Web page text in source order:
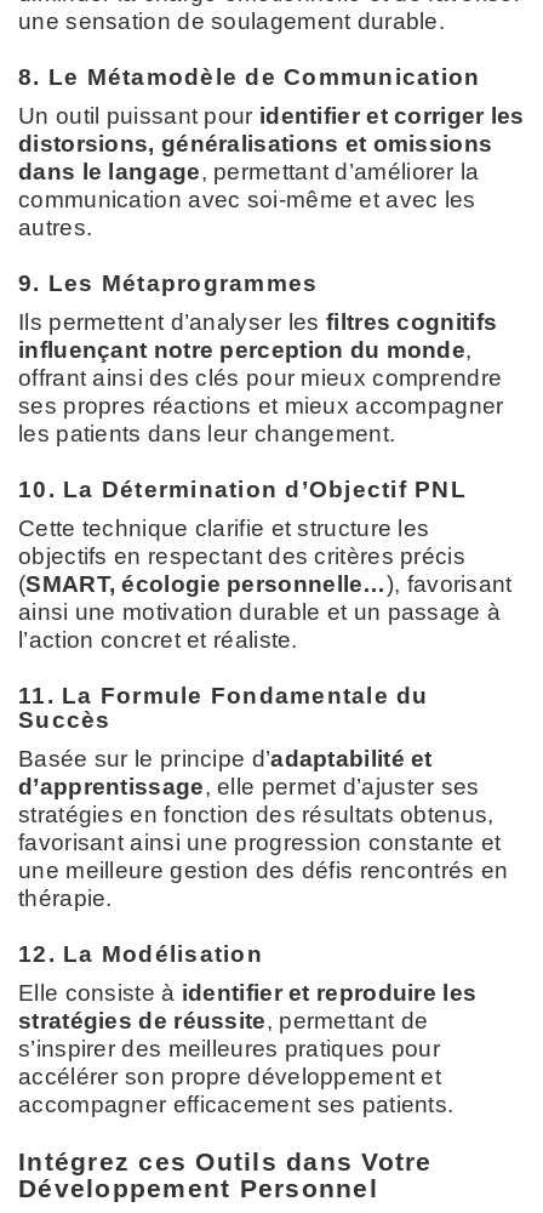
une sensation de soulagement durable.
8. Le Métamodèle de Communication
Un outil puissant pour identifier et corriger les
distorsions, généralisations et omissions
dans le langage, permettant d’améliorer la
communication avec soi-même et avec les
autres.
9. Les Métaprogrammes
Ils permettent d’analyser les filtres cognitifs
influençant notre perception du monde,
offrant ainsi des clés pour mieux comprendre
ses propres réactions et mieux accompagner
les patients dans leur changement.
10. La Détermination d’Objectif PNL
Cette technique clarifie et structure les
objectifs en respectant des critères précis
(SMART, écologie personnelle…), favorisant
ainsi une motivation durable et un passage à
l’action concret et réaliste.
11. La Formule Fondamentale du
Succès
Basée sur le principe d’adaptabilité et
d’apprentissage, elle permet d’ajuster ses
stratégies en fonction des résultats obtenus,
favorisant ainsi une progression constante et
une meilleure gestion des défis rencontrés en
thérapie.
12. La Modélisation
Elle consiste à identifier et reproduire les
stratégies de réussite, permettant de
s’inspirer des meilleures pratiques pour
accélérer son propre développement et
accompagner efficacement ses patients.
Intégrez ces Outils dans Votre
Développement Personnel